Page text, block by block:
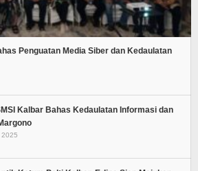
Penguatan Media Siber dan Kedaulatan
Kalbar Bahas Kedaulatan Informasi dan
2025